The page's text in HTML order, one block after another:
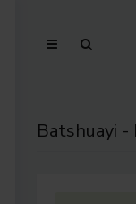
Batshuayi -